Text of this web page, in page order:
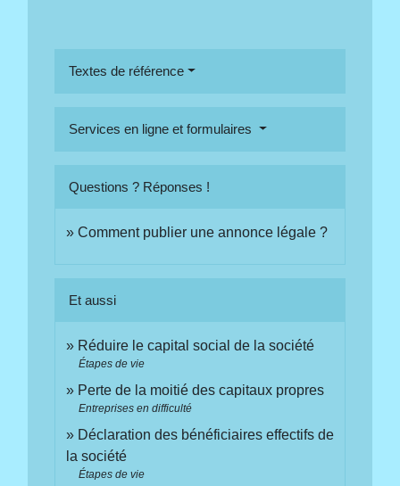
Textes de référence
Services en ligne et formulaires
Questions ? Réponses !
Comment publier une annonce légale ?
Et aussi
Réduire le capital social de la société
Étapes de vie
Perte de la moitié des capitaux propres
Entreprises en difficulté
Déclaration des bénéficiaires effectifs de
la société
Étapes de vie